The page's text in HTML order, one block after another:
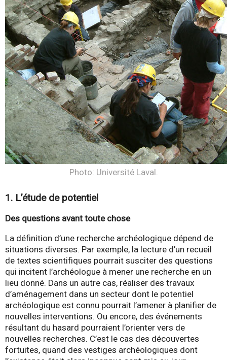
Photo: Université Laval.
1. L’étude de potentiel
Des questions avant toute chose
La définition d’une recherche archéologique dépend de
situations diverses. Par exemple, la lecture d’un recueil
de textes scientifiques pourrait susciter des questions
qui incitent l’archéologue à mener une recherche en un
lieu donné. Dans un autre cas, réaliser des travaux
d’aménagement dans un secteur dont le potentiel
archéologique est connu pourrait l’amener à planifier de
nouvelles interventions. Ou encore, des événements
résultant du hasard pourraient l’orienter vers de
nouvelles recherches. C’est le cas des découvertes
fortuites, quand des vestiges archéologiques dont